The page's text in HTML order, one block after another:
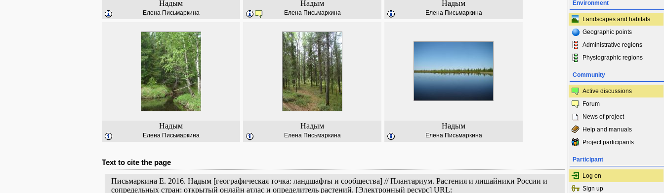
Надым
Елена Письмаркина
Надым
Елена Письмаркина
Надым
Елена Письмаркина
Надым
Елена Письмаркина
Надым
Елена Письмаркина
Надым
Елена Письмаркина
Text to cite the page
Письмаркина Е. 2016. Надым [географическая точка: ландшафты и сообщества] // Плантариум. Растения и лишайники России и
сопредельных стран: открытый онлайн атлас и определитель растений. [Электронный ресурс] URL:
Environment
Landscapes and habitats
Geographic points
Administrative regions
Physiographic regions
Community
Active discussions
Forum
News of project
Help and manuals
Project participants
Participant
Log on
Sign up